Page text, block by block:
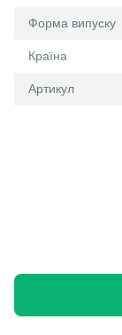
Форма випуску
Країна
Артикул